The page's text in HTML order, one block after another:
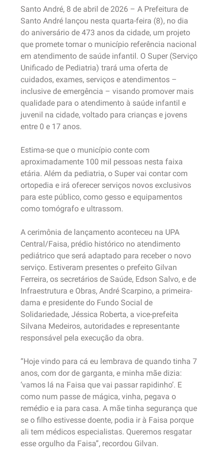
Santo André, 8 de abril de 2026 – A Prefeitura de
Santo André lançou nesta quarta-feira (8), no dia
do aniversário de 473 anos da cidade, um projeto
que promete tornar o município referência nacional
em atendimento de saúde infantil. O Super (Serviço
Unificado de Pediatria) trará uma oferta de
cuidados, exames, serviços e atendimentos –
inclusive de emergência – visando promover mais
qualidade para o atendimento à saúde infantil e
juvenil na cidade, voltado para crianças e jovens
entre 0 e 17 anos.
Estima-se que o município conte com
aproximadamente 100 mil pessoas nesta faixa
etária. Além da pediatria, o Super vai contar com
ortopedia e irá oferecer serviços novos exclusivos
para este público, como gesso e equipamentos
como tomógrafo e ultrassom.
A cerimônia de lançamento aconteceu na UPA
Central/Faisa, prédio histórico no atendimento
pediátrico que será adaptado para receber o novo
serviço. Estiveram presentes o prefeito Gilvan
Ferreira, os secretários de Saúde, Edson Salvo, e de
Infraestrutura e Obras, André Scarpino, a primeira-
dama e presidente do Fundo Social de
Solidariedade, Jéssica Roberta, a vice-prefeita
Silvana Medeiros, autoridades e representante
responsável pela execução da obra.
“Hoje vindo para cá eu lembrava de quando tinha 7
anos, com dor de garganta, e minha mãe dizia:
‘vamos lá na Faisa que vai passar rapidinho’. E
como num passe de mágica, vinha, pegava o
remédio e ia para casa. A mãe tinha segurança que
se o filho estivesse doente, podia ir à Faisa porque
ali tem médicos especialistas. Queremos resgatar
esse orgulho da Faisa”, recordou Gilvan.